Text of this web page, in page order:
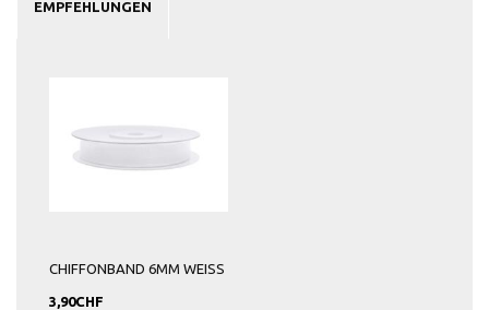
EMPFEHLUNGEN
CHIFFONBAND 6MM WEISS
3,90CHF